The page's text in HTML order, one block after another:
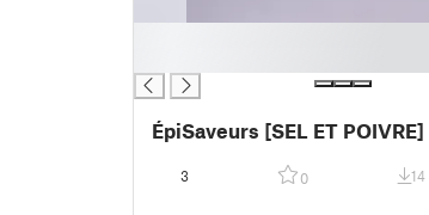
ÉpiSaveurs [SEL ET POIVRE]
3 0 14